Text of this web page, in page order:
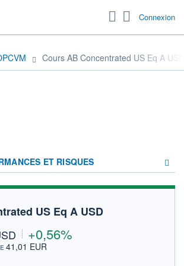
Connexion
Cours AB Concentrated US Eq A USD
ET RISQUES
US Eq A USD
+0,56%
41,01 EUR